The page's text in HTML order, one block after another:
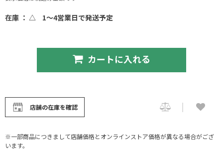
在庫 ： △ 1～4営業日で発送予定
カートに入れる
店舗の在庫を確認
※一部商品につきまして店舗価格とオンラインストア価格が異なる場合がござ
います。